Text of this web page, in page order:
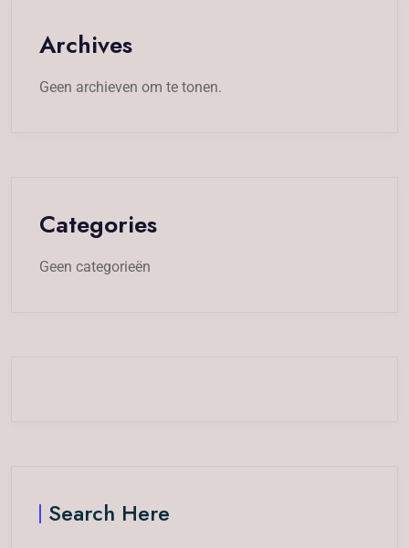
Archives
Geen archieven om te tonen.
Categories
Geen categorieën
Search Here